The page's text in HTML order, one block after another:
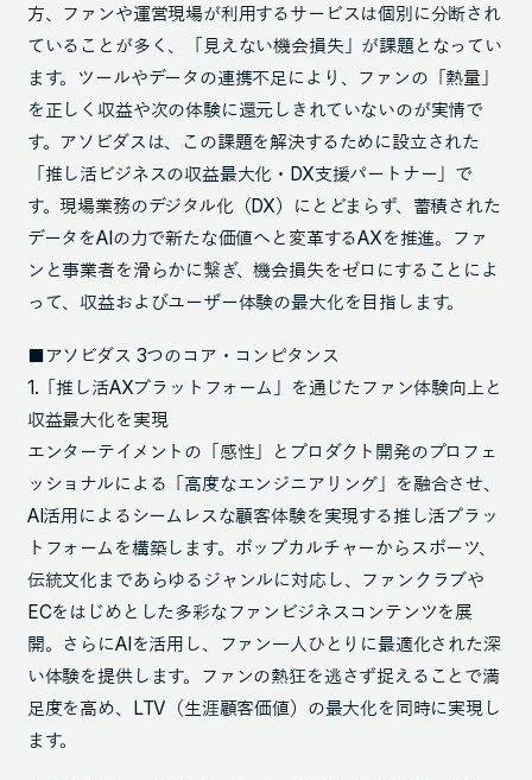
方、ファンや運営現場が利用するサービスは個別に分断され
ていることが多く、「見えない機会損失」が課題となってい
ます。ツールやデータの連携不足により、ファンの「熱量」
を正しく収益や次の体験に還元しきれていないのが実情で
す。アソビダスは、この課題を解決するために設立された
「推し活ビジネスの収益最大化・DX支援パートナー」で
す。現場業務のデジタル化（DX）にとどまらず、蓄積された
データをAIの力で新たな価値へと変革するAXを推進。ファ
ンと事業者を滑らかに繋ぎ、機会損失をゼロにすることによ
って、収益およびユーザー体験の最大化を目指します。
■アソビダス 3つのコア・コンピタンス
1.「推し活AXプラットフォーム」を通じたファン体験向上と
収益最大化を実現
エンターテイメントの「感性」とプロダクト開発のプロフェ
ッショナルによる「高度なエンジニアリング」を融合させ、
AI活用によるシームレスな顧客体験を実現する推し活プラッ
トフォームを構築します。ポップカルチャーからスポーツ、
伝統文化まであらゆるジャンルに対応し、ファンクラブや
ECをはじめとした多彩なファンビジネスコンテンツを展
開。さらにAIを活用し、ファン一人ひとりに最適化された深
い体験を提供します。ファンの熱狂を逃さず捉えることで満
足度を高め、LTV（生涯顧客価値）の最大化を同時に実現し
ます。